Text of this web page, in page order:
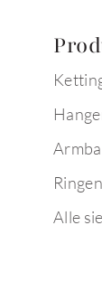
Alle